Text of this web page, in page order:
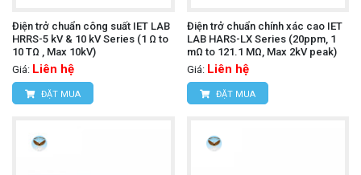
Điện trở chuẩn công suất IET LAB
HRRS-5 kV & 10 kV Series (1 Ω to
10 TΩ , Max 10kV)
Giá: Liên hệ
ĐẶT MUA
Điện trở chuẩn chính xác cao IET
LAB HARS-LX Series (20ppm, 1
mΩ to 121.1 MΩ, Max 2kV peak)
Giá: Liên hệ
ĐẶT MUA